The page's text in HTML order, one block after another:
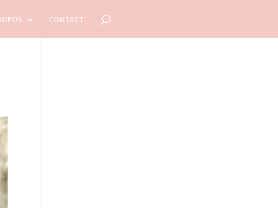
CONTACT